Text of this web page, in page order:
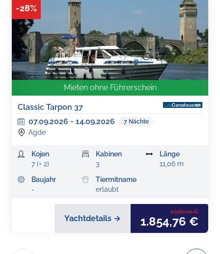
-28%
Mieten ohne Führerschein
Classic Tarpon 37
07.09.2026 - 14.09.2026 7 Nächte
Agde
Kojen
7 (+ 2)
Kabinen
3
Länge
11,06 m
Baujahr
-
Tiermitname
erlaubt
Yachtdetails →
2.587,00 €
1.854,76 €